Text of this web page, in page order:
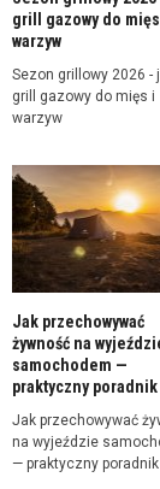
grill gazowy do
warzyw
Sezon grillowy 2026 -
grill gazowy do mięs i
warzyw
Jak przechowywać
żywność na
samochodem —
praktyczny poradnik
Jak przechowywać
na wyjeździe
— praktyczny poradnik